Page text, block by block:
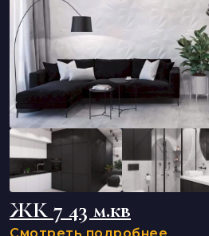
ЖК 7 43 м.кв